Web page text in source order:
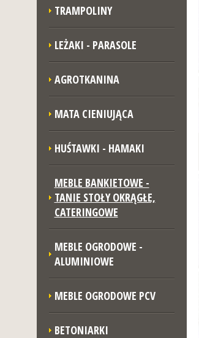
TRAMPOLINY
LEŻAKI - PARASOLE
AGROTKANINA
MATA CIENIUJĄCA
HUŚTAWKI - HAMAKI
MEBLE BANKIETOWE -
TANIE STOŁY OKRĄGŁE,
CATERINGOWE
MEBLE OGRODOWE -
ALUMINIOWE
MEBLE OGRODOWE PCV
BETONIARKI